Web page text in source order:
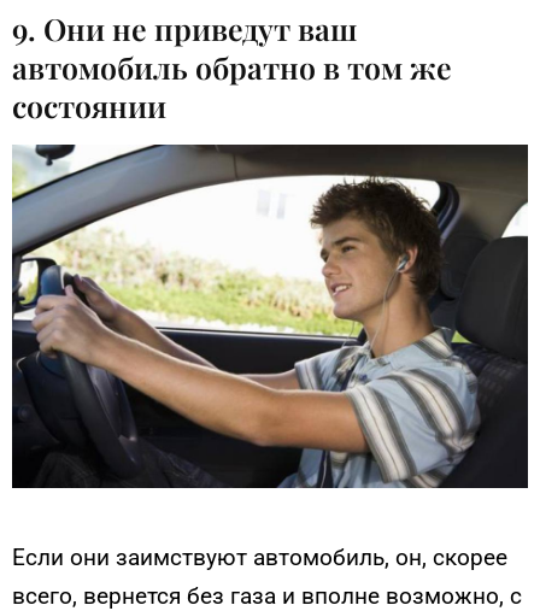
9. Они не приведут ваш
автомобиль обратно в том же
состоянии
Если они заимствуют автомобиль, он, скорее
всего, вернется без газа и вполне возможно, с